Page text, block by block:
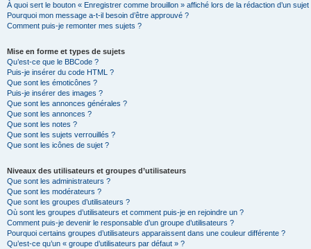
À quoi sert le bouton « Enregistrer comme brouillon » affiché lors de la rédaction d’un sujet
Pourquoi mon message a-t-il besoin d’être approuvé ?
Comment puis-je remonter mes sujets ?
Mise en forme et types de sujets
Qu’est-ce que le BBCode ?
Puis-je insérer du code HTML ?
Que sont les émoticônes ?
Puis-je insérer des images ?
Que sont les annonces générales ?
Que sont les annonces ?
Que sont les notes ?
Que sont les sujets verrouillés ?
Que sont les icônes de sujet ?
Niveaux des utilisateurs et groupes d’utilisateurs
Que sont les administrateurs ?
Que sont les modérateurs ?
Que sont les groupes d’utilisateurs ?
Où sont les groupes d’utilisateurs et comment puis-je en rejoindre un ?
Comment puis-je devenir le responsable d’un groupe d’utilisateurs ?
Pourquoi certains groupes d’utilisateurs apparaissent dans une couleur différente ?
Qu’est-ce qu’un « groupe d’utilisateurs par défaut » ?